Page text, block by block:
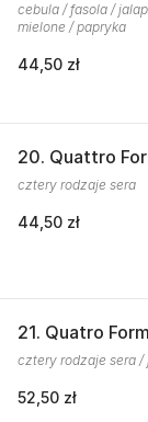
cebula / fasola /
mielone / papryka
44,50 zł
20. Quattro
cztery rodzaje sera
44,50 zł
21. Quatro
cztery rodzaje sera /
52,50 zł